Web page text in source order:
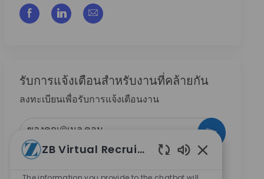
แชร์ผ่าน Facebook
แชร์ผ่าน LinkedIn
แชร์ผ่านอีเมล
รับการแจ้งเตือนสําหรับงานที่คล้ายกัน
ลงทะเบียนเพื่อรับการแจ้งเตือนงาน
Zimmer Biomet ติดต่อข้าพเจ้าเกี่ยวกับโอกาสการ
กระตุ้น
ZB Virtual Recruiter